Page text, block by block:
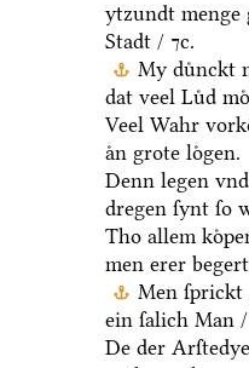
ytzundt menge
Stadt / ⁊c.
My duͤnckt
dat veel Luͤd
Veel Wahr
aͤn grote loͤgen.
Denn legen vnd
dregen ſynt ſo
Tho allem
men erer
Men ſprickt
ein ſalich Man /
De der Arſtedye